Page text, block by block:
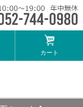
カート